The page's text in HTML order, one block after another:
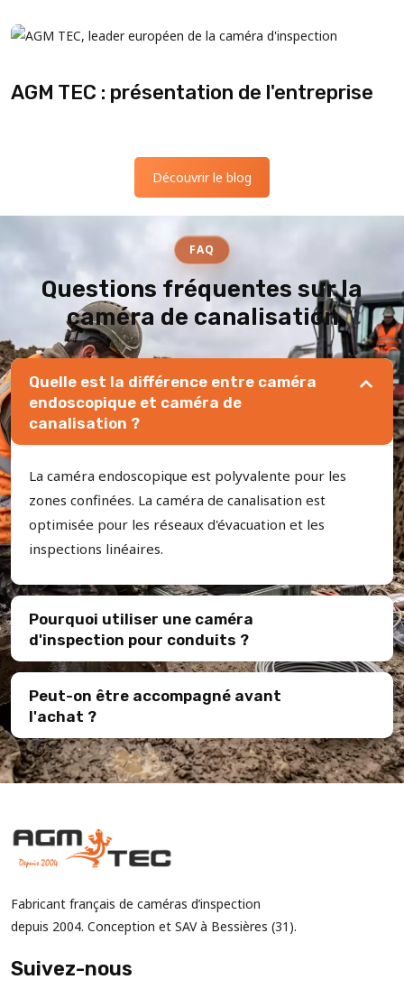
AGM TEC : présentation de l'entreprise
Découvrir le blog
FAQ
Questions fréquentes sur la
caméra de canalisation
Quelle est la différence entre caméra
endoscopique et caméra de
canalisation ?
La caméra endoscopique est polyvalente pour les
zones confinées. La caméra de canalisation est
optimisée pour les réseaux d'évacuation et les
inspections linéaires.
Pourquoi utiliser une caméra
d'inspection pour conduits ?
Peut-on être accompagné avant
l'achat ?
Fabricant français de caméras d’inspection
depuis 2004. Conception et SAV à Bessières (31).
Suivez-nous